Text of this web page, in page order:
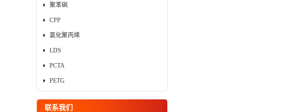
聚苯砜
CPP
氯化聚丙烯
LDS
PCTA
PETG
联系我们